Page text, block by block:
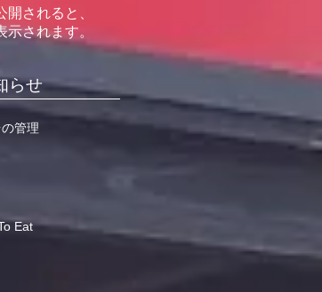
開されると、
示されます。
らせ
管理
Eat